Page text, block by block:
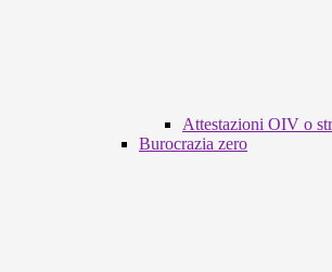
Attestazioni OIV o
Burocrazia zero